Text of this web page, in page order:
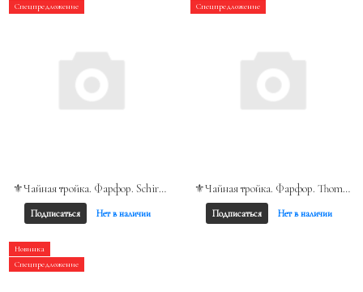
Спецпредложение
⚜️Чайная тройка. Фарфор. Schirnding. Бавария
Подписаться Нет в наличии
Спецпредложение
⚜️Чайная тройка. Фарфор. Thomas. Германия
Подписаться Нет в наличии
Новинка
Спецпредложение